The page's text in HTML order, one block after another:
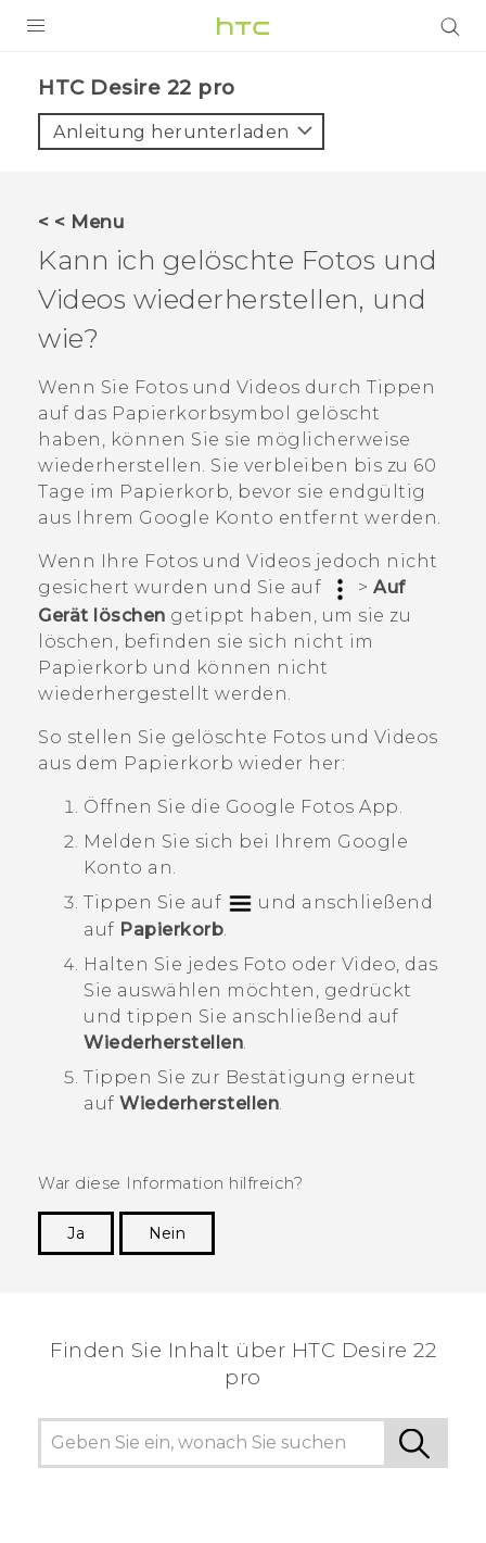
VIVE
VIVERSE
UNTERSTÜTZUNG
HTC-Geräte und Zubehör
Anmelden
HTC Desire 22 pro‎
Anleitung herunterladen
< < Menu
Kann ich gelöschte Fotos und
Videos wiederherstellen, und
wie?
Wenn Sie Fotos und Videos durch Tippen
auf das Papierkorbsymbol gelöscht
haben, können Sie sie möglicherweise
wiederherstellen. Sie verbleiben bis zu 60
Tage im Papierkorb, bevor sie endgültig
aus Ihrem Google Konto entfernt werden.
Wenn Ihre Fotos und Videos jedoch nicht
gesichert wurden und Sie auf
> Auf
Gerät löschen getippt haben, um sie zu
löschen, befinden sie sich nicht im
Papierkorb und können nicht
wiederhergestellt werden.
So stellen Sie gelöschte Fotos und Videos
aus dem Papierkorb wieder her:
Öffnen Sie die Google Fotos App.
Melden Sie sich bei Ihrem Google
Konto an.
Tippen Sie auf
und anschließend
auf Papierkorb.
Halten Sie jedes Foto oder Video, das
Sie auswählen möchten, gedrückt
und tippen Sie anschließend auf
Wiederherstellen.
Tippen Sie zur Bestätigung erneut
auf Wiederherstellen.
War diese Information hilfreich?
Ja
Nein
Finden Sie Inhalt über‎ HTC Desire 22
pro